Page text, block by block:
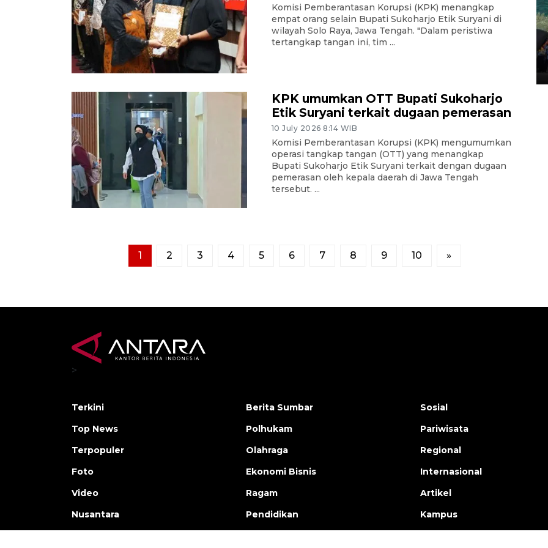
Komisi Pemberantasan Korupsi (KPK) menangkap
empat orang selain Bupati Sukoharjo Etik Suryani di
wilayah Solo Raya, Jawa Tengah. "Dalam peristiwa
tertangkap tangan ini, tim ...
KPK umumkan OTT Bupati Sukoharjo
Etik Suryani terkait dugaan pemerasan
10 July 2026 8:14 WIB
Komisi Pemberantasan Korupsi (KPK) mengumumkan
operasi tangkap tangan (OTT) yang menangkap
Bupati Sukoharjo Etik Suryani terkait dengan dugaan
pemerasan oleh kepala daerah di Jawa Tengah
tersebut. ...
1 2 3 4 5 6 7 8 9 10 »
Penggantian konstruksi jalan
>
Terkini
Top News
Terpopuler
Foto
Video
Nusantara
Berita Sumbar
Polhukam
Olahraga
Ekonomi Bisnis
Ragam
Pendidikan
Sosial
Pariwisata
Regional
Internasional
Artikel
Kampus